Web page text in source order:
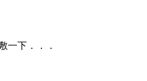
一下．．．